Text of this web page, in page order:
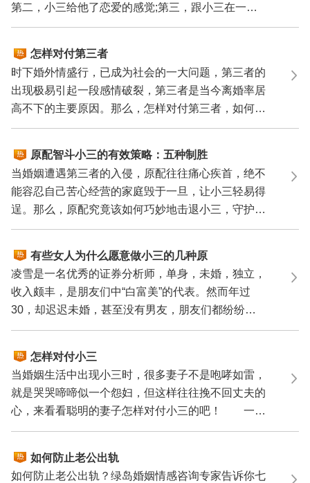
第二，小三给他了恋爱的感觉;第三，跟小三在一起
没有婚姻里的...
怎样对付第三者
时下婚外情盛行，已成为社会的一大问题，第三者的
出现极易引起一段感情破裂，第三者是当今离婚率居
高不下的主要原因。那么，怎样对付第三者，如何避
免婚外情...
原配智斗小三的有效策略：五种制胜
良方
当婚姻遭遇第三者的入侵，原配往往痛心疾首，绝不
能容忍自己苦心经营的家庭毁于一旦，让小三轻易得
逞。那么，原配究竟该如何巧妙地击退小三，守护自
己的婚姻...
有些女人为什么愿意做小三的几种原
因分析
凌雪是一名优秀的证券分析师，单身，未婚，独立，
收入颇丰，是朋友们中“白富美”的代表。然而年过
30，却迟迟未婚，甚至没有男友，朋友们都纷纷为
凌雪介绍异...
怎样对付小三
当婚姻生活中出现小三时，很多妻子不是咆哮如雷，
就是哭哭啼啼似一个怨妇，但这样往往挽不回丈夫的
心，来看看聪明的妻子怎样对付小三的吧！ 一般
来说，男...
如何防止老公出轨
如何防止老公出轨？绿岛婚姻情感咨询专家告诉你七